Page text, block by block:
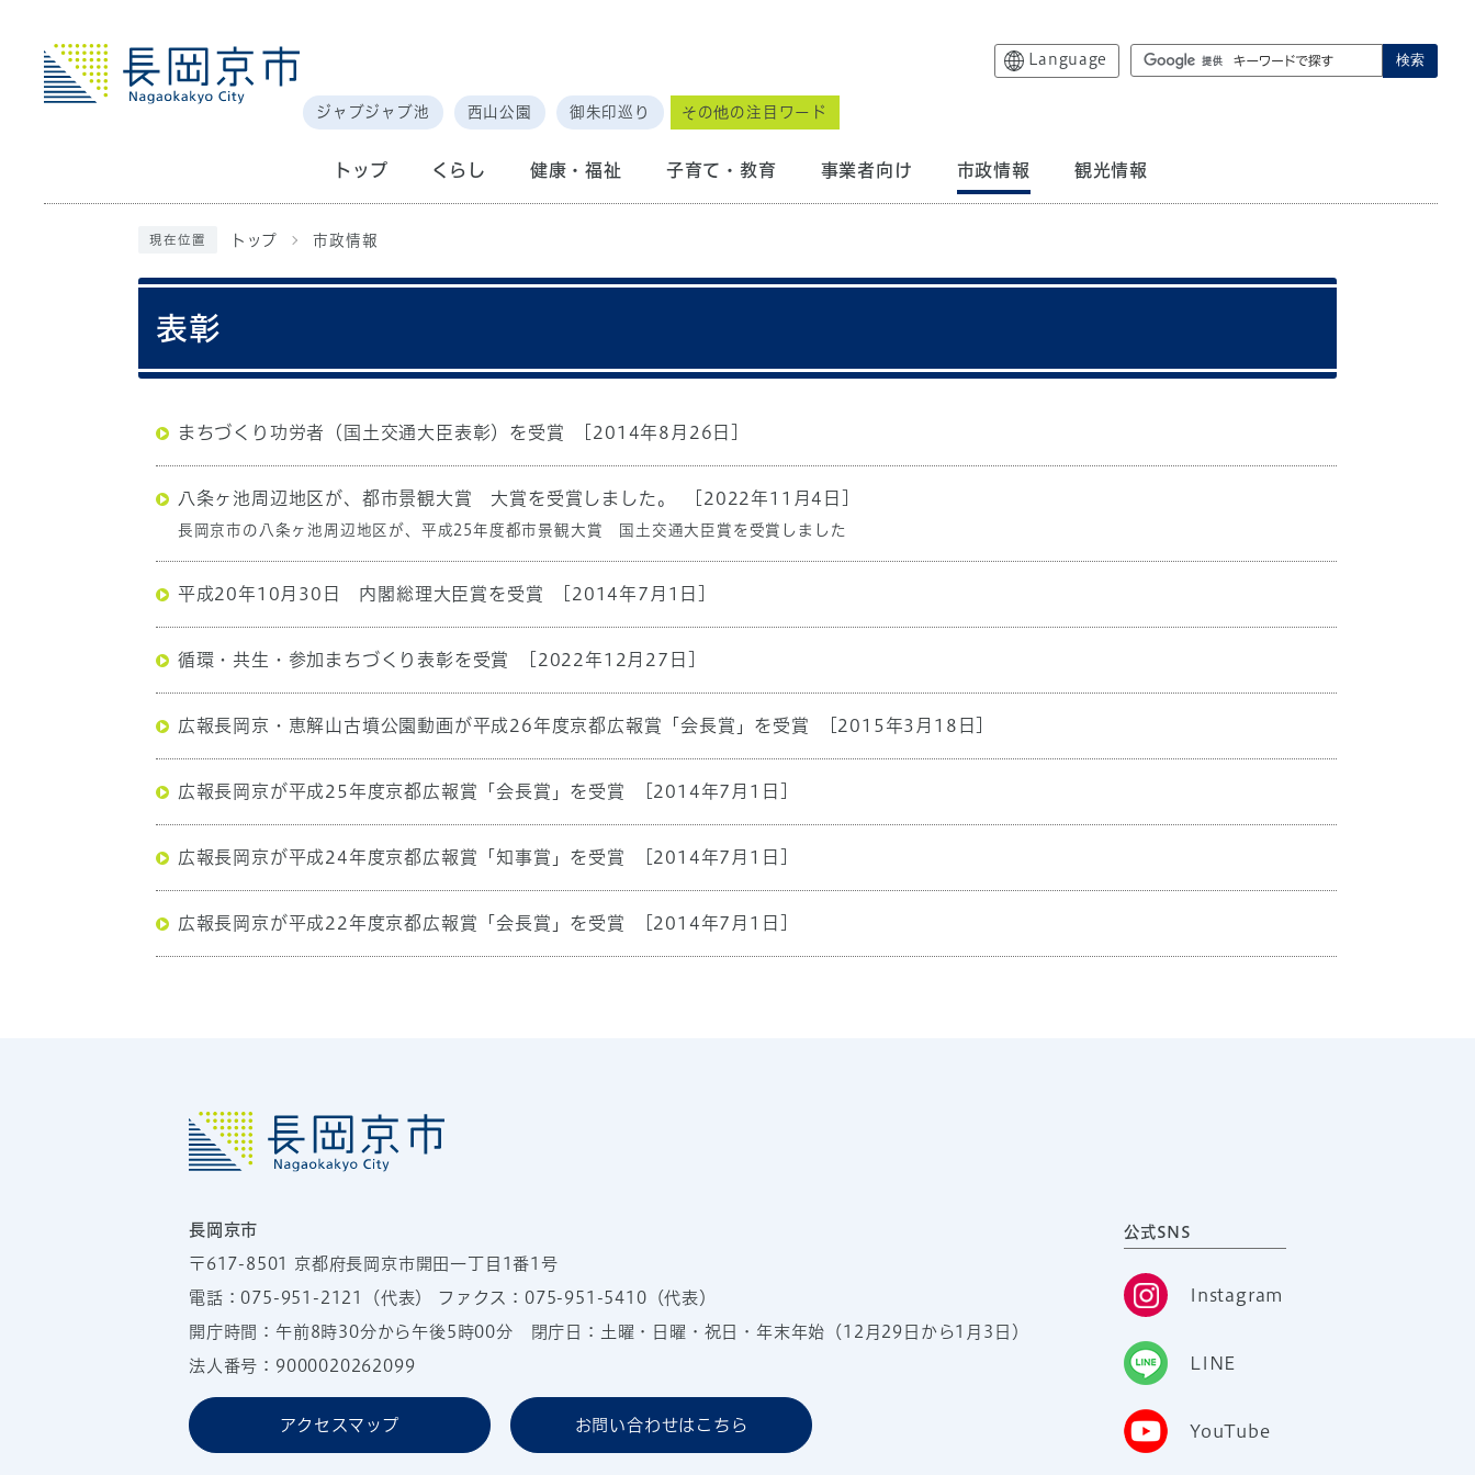
Language 検索
ジャブジャブ池 西山公園 御朱印巡り その他の注目ワード
トップ くらし 健康・福祉 子育て・教育 事業者向け 市政情報 観光情報
現在位置 トップ 市政情報
表彰
まちづくり功労者（国土交通大臣表彰）を受賞 [2014年8月26日]
八条ヶ池周辺地区が、都市景観大賞 大賞を受賞しました。 [2022年11月4日]
長岡京市の八条ヶ池周辺地区が、平成25年度都市景観大賞 国土交通大臣賞を受賞しました
平成20年10月30日 内閣総理大臣賞を受賞 [2014年7月1日]
循環・共生・参加まちづくり表彰を受賞 [2022年12月27日]
広報長岡京・恵解山古墳公園動画が平成26年度京都広報賞「会長賞」を受賞 [2015年3月18日]
広報長岡京が平成25年度京都広報賞「会長賞」を受賞 [2014年7月1日]
広報長岡京が平成24年度京都広報賞「知事賞」を受賞 [2014年7月1日]
広報長岡京が平成22年度京都広報賞「会長賞」を受賞 [2014年7月1日]
長岡京市
〒617-8501 京都府長岡京市開田一丁目1番1号
電話：075-951-2121 （代表） ファクス：075-951-5410（代表）
開庁時間：午前8時30分から午後5時00分 閉庁日：土曜・日曜・祝日・年末年始（12月29日から1月3日）
法人番号：9000020262099
アクセスマップ お問い合わせはこちら
公式SNS
Instagram
LINE
YouTube